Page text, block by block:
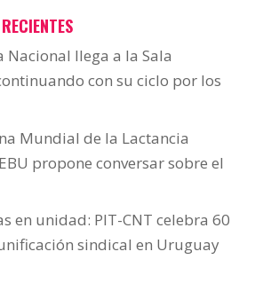
Nacional llega a la Sala
con su ciclo por los
Mundial de la Lactancia
propone conversar sobre el
en unidad: PIT-CNT celebra 60
sindical en Uruguay